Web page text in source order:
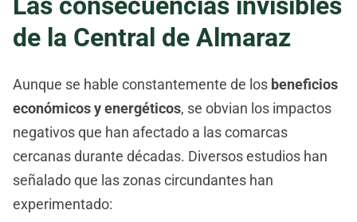
de la Central de Almaraz
Aunque se hable constantemente de los beneficios
económicos y energéticos, se obvian los impactos
negativos que han afectado a las comarcas
cercanas durante décadas. Diversos estudios han
señalado que las zonas circundantes han
experimentado: